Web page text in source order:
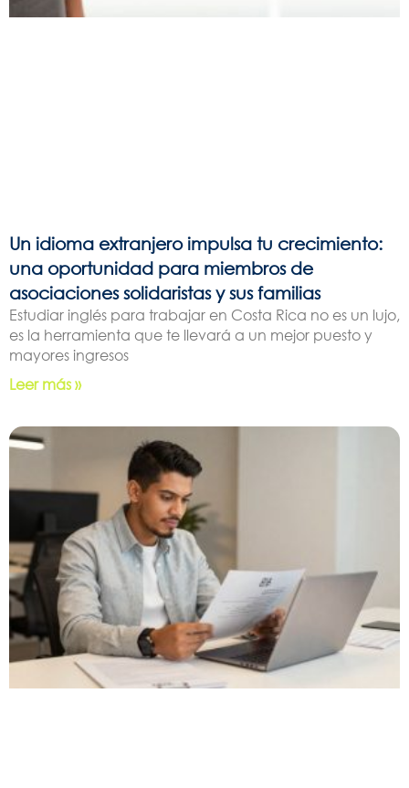
Un idioma extranjero impulsa tu crecimiento:
una oportunidad para miembros de
asociaciones solidaristas y sus familias
Estudiar inglés para trabajar en Costa Rica no es un lujo,
es la herramienta que te llevará a un mejor puesto y
mayores ingresos
Leer más »